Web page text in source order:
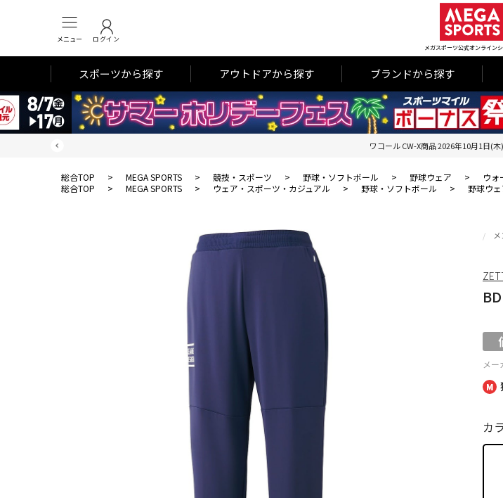
メニュー ログイン
メガスポーツ公式オンライン
スポーツから探す アウトドアから探す ブランドから探す
ワコール CW-X商品 2026年10月1日(
総合TOP > MEGA SPORTS > 競技・スポーツ > 野球・ソフトボール > 野球ウェア > ウォ
総合TOP
> MEGA SPORTS > ウェア・スポーツ・カジュアル > 野球・ソフトボール > 野球ウ
メ
カ